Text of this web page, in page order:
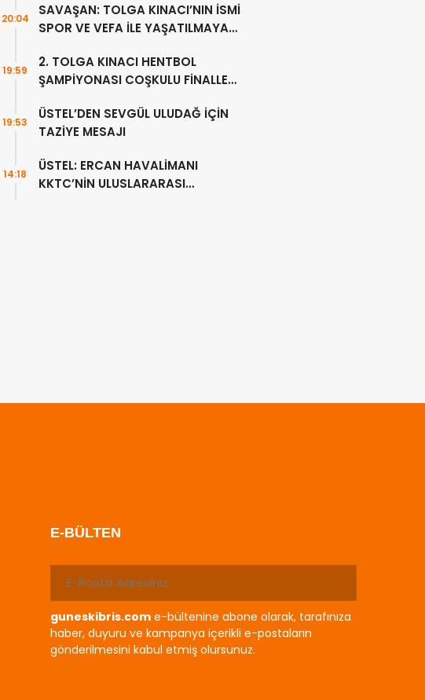
SAVAŞAN: TOLGA KINACI’NIN İSMİ
SPOR VE VEFA İLE YAŞATILMAYA
20:04
2. TOLGA KINACI HENTBOL
ŞAMPİYONASI COŞKULU FİNALLE
19:59
ÜSTEL’DEN SEVGÜL ULUDAĞ İÇİN
TAZİYE MESAJI
19:53
ÜSTEL: ERCAN HAVALİMANI
KKTC’NİN ULUSLARARASI
14:18
E-BÜLTEN
guneskibris.com e-bültenine abone olarak, tarafınıza
haber, duyuru ve kampanya içerikli e-postaların
gönderilmesini kabul etmiş olursunuz.